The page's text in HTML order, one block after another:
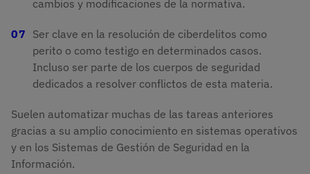
cambios y modificaciones de la normativa.
Ser clave en la resolución de ciberdelitos como
perito o como testigo en determinados casos.
Incluso ser parte de los cuerpos de seguridad
dedicados a resolver conflictos de esta materia.
Suelen automatizar muchas de las tareas anteriores
gracias a su amplio conocimiento en sistemas operativos
y en los Sistemas de Gestión de Seguridad en la
Información.